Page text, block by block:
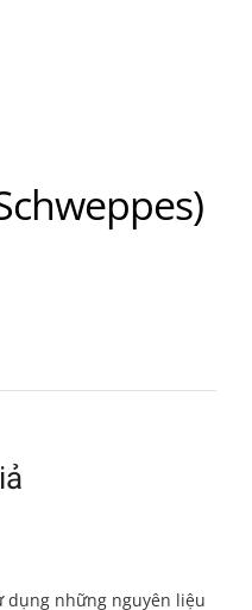
dụng những nguyên liệu